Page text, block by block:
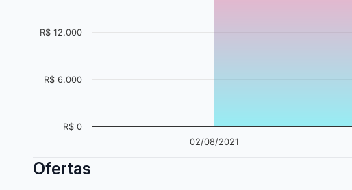
02/08/2021
R$ 0
R$ 6.000
R$ 12.000
Ofertas